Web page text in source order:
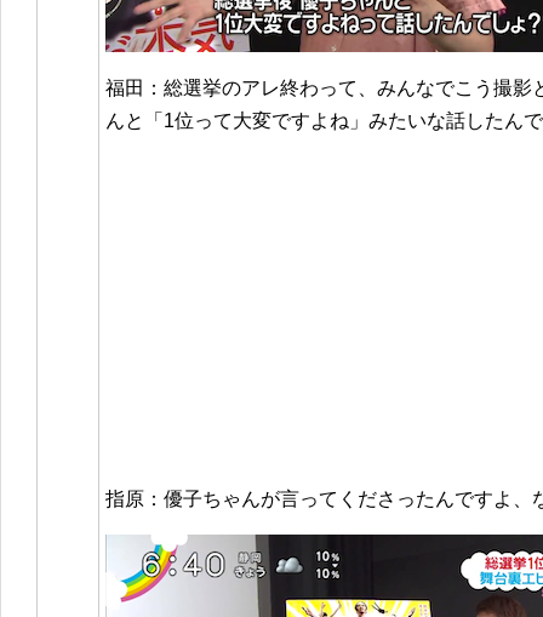
福田：総選挙のアレ終わって、みんなでこう撮影
んと「1位って大変ですよね」みたいな話したん
指原：優子ちゃんが言ってくださったんですよ、